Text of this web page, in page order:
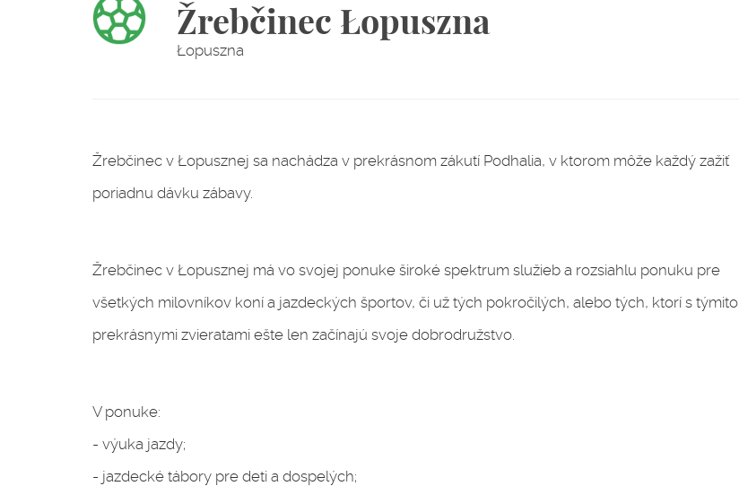
Žrebčinec Łopuszna
Łopuszna
Žrebčinec v Łopusznej sa nachádza v prekrásnom zákutí Podhalia, v ktorom môže každý zažiť
poriadnu dávku zábavy.
Žrebčinec v Łopusznej má vo svojej ponuke široké spektrum služieb a rozsiahlu ponuku pre
všetkých milovníkov koní a jazdeckých športov, či už tých pokročilých, alebo tých, ktorí s týmito
prekrásnymi zvieratami ešte len začínajú svoje dobrodružstvo.
V ponuke:
- výuka jazdy;
- jazdecké tábory pre deti a dospelých;